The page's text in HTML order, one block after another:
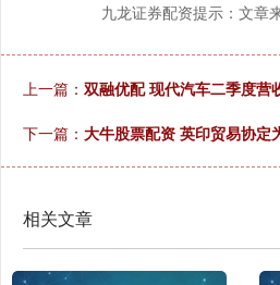
九龙证券配资提示：文章
上一篇： 双融优配 现代汽车二季度营
下一篇： 大牛股票配资 英印贸易协定
相关文章